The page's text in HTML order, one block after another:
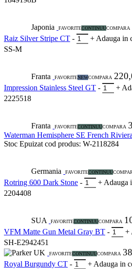
Japonia FAVORITECONTINUUCOMPARA
Raiz Silver Stripe CT - + Adauga in
SS-M
Franta FAVORITENEWCOMPARA
Impression Stainless Steel GT - +
2225518
Franta FAVORITECONTINUUCOMPARA
Waterman Hemisphere SE French
Stoc Epuizat cod produs: W-2118284
Germania FAVORITECONTINUU
Rotring 600 Dark Stone - + Adauga
2204408
SUA FAVORITECONTINUUCOMPARA
VFM Matte Gun Metal Gray BT - +
SH-E2942451
UK
FAVORITECONTINUUCOMPARA
Royal Burgundy CT - + Adauga in